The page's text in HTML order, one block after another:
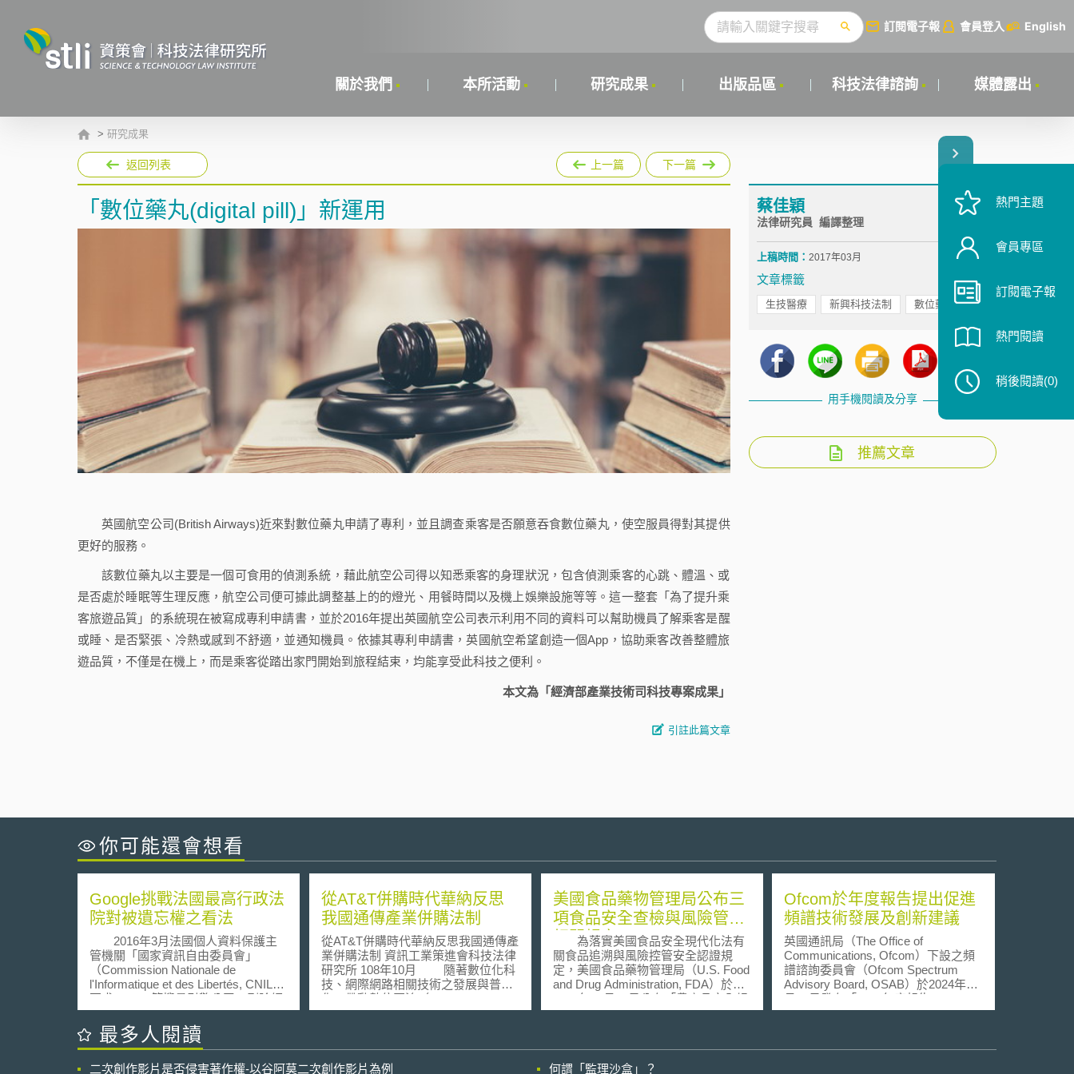
訂閱電子報 會員登入 English
關於我們 本所活動 研究成果 出版品區 科技法律諮詢 媒體露出
> 研究成果
返回列表 上一篇 下一篇
「數位藥丸(digital pill)」新運用
英國航空公司(British Airways)近來對數位藥丸申請了專利，並且調查乘客是否願意吞食數位藥丸，使空服員得對其提供
更好的服務。
該數位藥丸以主要是一個可食用的偵測系統，藉此航空公司得以知悉乘客的身理狀況，包含偵測乘客的心跳、體溫、或
是否處於睡眠等生理反應，航空公司便可據此調整基上的的燈光、用餐時間以及機上娛樂設施等等。這一整套「為了提升乘
客旅遊品質」的系統現在被寫成專利申請書，並於2016年提出英國航空公司表示利用不同的資料可以幫助機員了解乘客是醒
或睡、是否緊張、冷熱或感到不舒適，並通知機員。依據其專利申請書，英國航空希望創造一個App，協助乘客改善整體旅
遊品質，不僅是在機上，而是乘客從踏出家門開始到旅程結束，均能享受此科技之便利。
本文為「經濟部產業技術司科技專案成果」
引註此篇文章
蔡佳穎
法律研究員 編譯整理
上稿時間： 2017年03月
文章標籤
生技醫療 新興科技法制 數位藥丸
用手機閱讀及分享
推薦文章
你可能還會想看
Google挑戰法國最高行政法
院對被遺忘權之看法
2016年3月法國個人資料保護主
管機關「國家資訊自由委員會」
（Commission Nationale de
l'Informatique et des Libertés, CNIL）
要求Google等搜尋引擎公司，刪除網
路搜尋所出現之歐洲公民姓名。此舉
參考2014年歐洲法院（European
Court of Justice）對於Mario Costeja
決，Google公司和Google西班牙公司
從AT&T併購時代華納反思
我國通傳產業併購法制
從AT&T併購時代華納反思我國通傳產
業併購法制 資訊工業策進會科技法律
研究所 108年10月 隨著數位化科
技、網際網路相關技術之發展與普及
化，帶動數位匯流（Digital
Convergence）加速進展，相關產業
流相關事業的跨業經營及互相整併。
美國食品藥物管理局公布三
項食品安全查檢與風險管理
相關規定
為落實美國食品安全現代化法有
關食品追溯與風險控管安全認證規
定，美國食品藥物管理局（U.S. Food
and Drug Administration, FDA）於
2015年11月13日公布「農產品安全規
則」（The Produce Safety rule）、
核規則」（The Foreign Supplier
Ofcom於年度報告提出促進
頻譜技術發展及創新建議
英國通訊局（The Office of
Communications, Ofcom）下設之頻
譜諮詢委員會（Ofcom Spectrum
Advisory Board, OSAB）於2024年10
月10日發布「2023年度報告」
（Annual Report 2023），為Ofcom
最多人閱讀
二次創作影片是否侵害著作權-以谷阿莫二次創作影片為例 何謂「監理沙盒」？
熱門主題
會員專區
訂閱電子報
熱門閱讀
稍後閱讀(0)